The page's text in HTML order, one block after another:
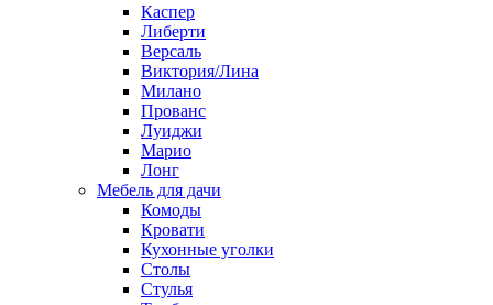
Каспер
Либерти
Версаль
Виктория/Лина
Милано
Прованс
Луиджи
Марио
Лонг
Мебель для дачи
Комоды
Кровати
Кухонные уголки
Столы
Стулья